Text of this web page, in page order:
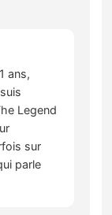
ans,
Legend
sur
parle